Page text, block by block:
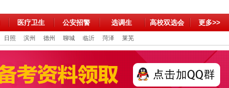
医疗卫生 公安招警 选调生 高校双选会 更多>>
日照 滨州 德州 聊城 临沂 菏泽 莱芜